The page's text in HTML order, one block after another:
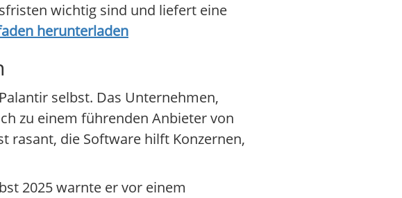
wichtig sind und liefert eine
herunterladen
selbst. Das Unternehmen,
zu einem führenden Anbieter von
rasant, die Software hilft Konzernen,
2025 warnte er vor einem